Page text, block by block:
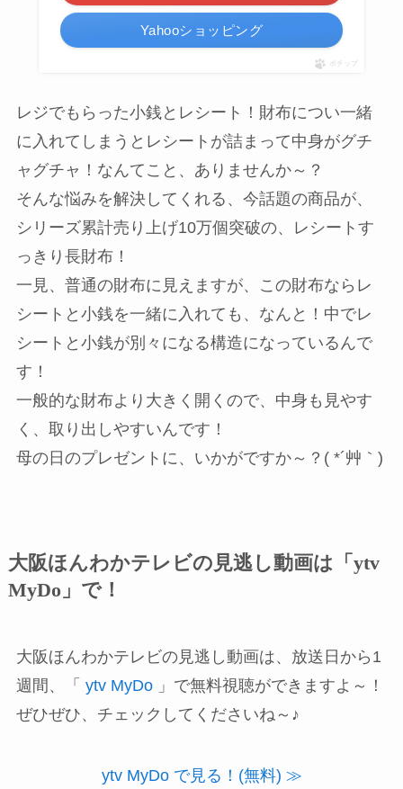
Yahooショッピング
ポチップ
レジでもらった小銭とレシート！財布につい一緒
に入れてしまうとレシートが詰まって中身がグチ
ャグチャ！なんてこと、ありませんか～？
そんな悩みを解決してくれる、今話題の商品が、
シリーズ累計売り上げ10万個突破の、レシートす
っきり長財布！
一見、普通の財布に見えますが、この財布ならレ
シートと小銭を一緒に入れても、なんと！中でレ
シートと小銭が別々になる構造になっているんで
す！
一般的な財布より大きく開くので、中身も見やす
く、取り出しやすいんです！
母の日のプレゼントに、いかがですか～？( *´艸｀)
大阪ほんわかテレビの見逃し動画は「ytv
MyDo」で！
大阪ほんわかテレビの見逃し動画は、放送日から1
週間、「 ytv MyDo」で無料視聴ができますよ～！
ぜひぜひ、チェックしてくださいね～♪
ytv MyDo で見る！(無料) ≫